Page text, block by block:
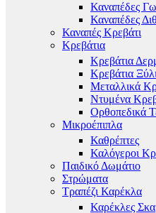
Καναπέδες
Καναπέδες
Καναπές Κρεβάτι
Κρεβάτια
Κρεβάτια
Κρεβάτια
Μεταλλικά
Ντυμένα
Ορθοπεδικά
Μικροέπιπλα
Καθρέπτες
Καλόγεροι
Παιδικό Δωμάτιο
Στρώματα
Τραπέζι Καρέκλα
Καρέκλες